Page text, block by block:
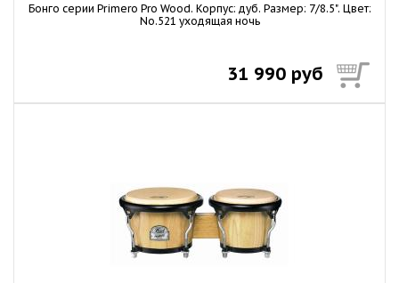
Бонго серии Primero Pro Wood. Корпус: дуб. Размер: 7/8.5". Цвет:
No.521 уходящая ночь
31 990 руб